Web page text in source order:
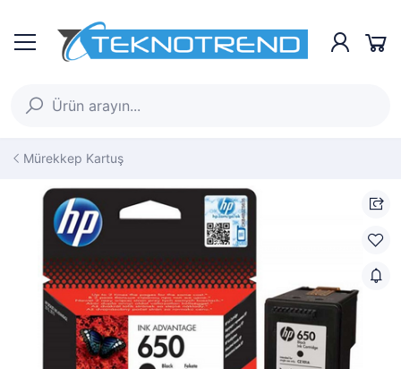
Mürekkep Kartuş